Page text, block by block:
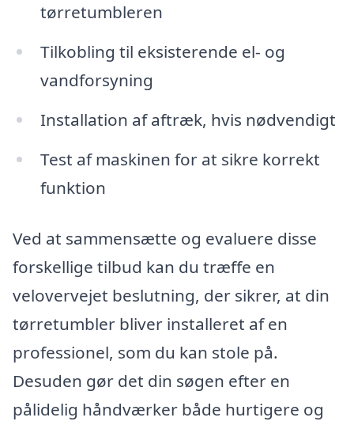
tørretumbleren
Tilkobling til eksisterende el- og
vandforsyning
Installation af aftræk, hvis nødvendigt
Test af maskinen for at sikre korrekt
funktion
Ved at sammensætte og evaluere disse
forskellige tilbud kan du træffe en
velovervejet beslutning, der sikrer, at din
tørretumbler bliver installeret af en
professionel, som du kan stole på.
Desuden gør det din søgen efter en
pålidelig håndværker både hurtigere og